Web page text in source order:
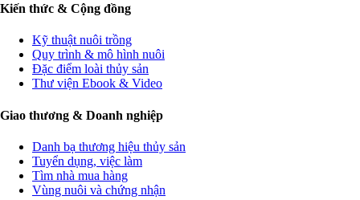
Kiến thức & Cộng đồng
Kỹ thuật nuôi trồng
Quy trình & mô hình nuôi
Đặc điểm loài thủy sản
Thư viện Ebook & Video
Giao thương & Doanh nghiệp
Danh bạ thương hiệu thủy sản
Tuyển dụng, việc làm
Tìm nhà mua hàng
Vùng nuôi và chứng nhận